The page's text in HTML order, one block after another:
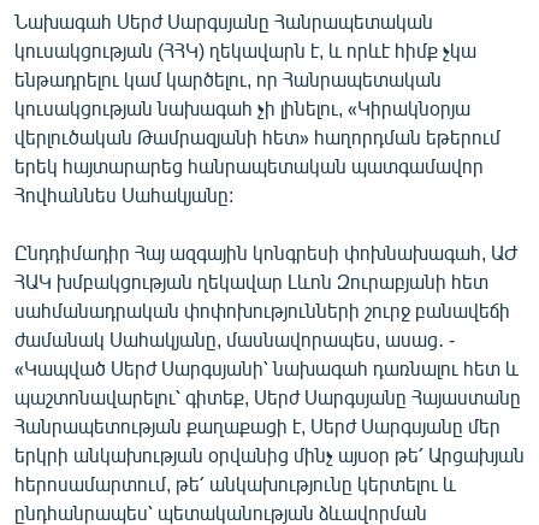
ՁԳՏԵԼՈՎ ԼԱՎԱԳՈՒՅՆԻՆ
ՓՈԴՔԱՍԹ
Հայերեն
English
ՀԵՏԵՎԵՔ ՄԵԶ
«Ազատության» բոլոր կայքերը
Նախագահ Սերժ Սարգսյանը Հանրապետական
կուսակցության (ՀՀԿ) ղեկավարն է, և որևէ հիմք չկա
ենթադրելու կամ կարծելու, որ Հանրապետական
կուսակցության նախագահ չի լինելու, «Կիրակնօրյա
վերլուծական Թամրազյանի հետ» հաղորդման եթերում
երեկ հայտարարեց հանրապետական պատգամավոր
Հովհաննես Սահակյանը:
Ընդդիմադիր Հայ ազգային կոնգրեսի փոխնախագահ, ԱԺ
ՀԱԿ խմբակցության ղեկավար Լևոն Զուրաբյանի հետ
սահմանադրական փոփոխությունների շուրջ բանավեճի
ժամանակ Սահակյանը, մասնավորապես, ասաց․ -
«Կապված Սերժ Սարգսյանի՝ նախագահ դառնալու հետ և
պաշտոնավարելու՝ գիտեք, Սերժ Սարգսյանը Հայաստանը
Հանրապետության քաղաքացի է, Սերժ Սարգսյանը մեր
երկրի անկախության օրվանից մինչ այսօր թե՛ Արցախյան
հերոսամարտում, թե՛ անկախությունը կերտելու և
ընդհանրապես՝ պետականության ձևավորման